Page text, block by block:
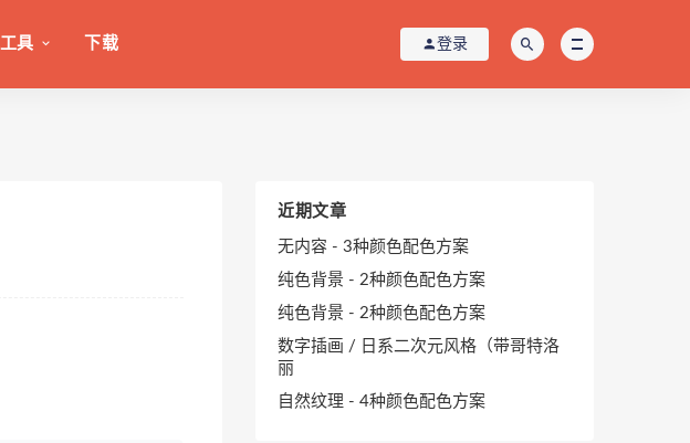
具 下载 登录
近期文章
无内容 - 3种颜色配色方案
纯色背景 - 2种颜色配色方案
纯色背景 - 2种颜色配色方案
数字插画 / 日系二次元风格（带哥特洛
丽
自然纹理 - 4种颜色配色方案